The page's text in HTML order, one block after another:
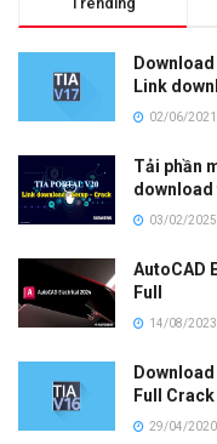
Link
02/06/2021
Tải phần
download
03/02/2025
AutoCAD
Full
14/08/2023
Full Crack
29/04/2020